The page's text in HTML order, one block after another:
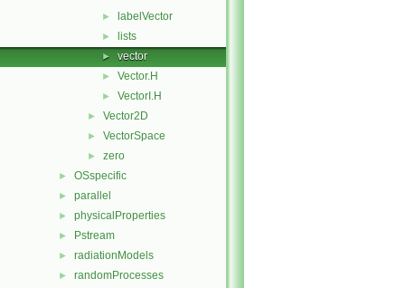
► labelVector
► lists
► vector
► Vector.H
► VectorI.H
► Vector2D
► VectorSpace
► zero
► OSspecific
► parallel
► physicalProperties
► Pstream
► radiationModels
► randomProcesses